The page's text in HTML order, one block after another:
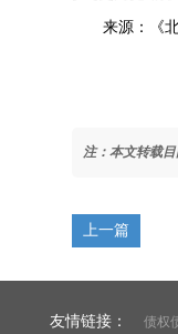
来源：《
注：本文转载
上一篇
友情链接： 债权